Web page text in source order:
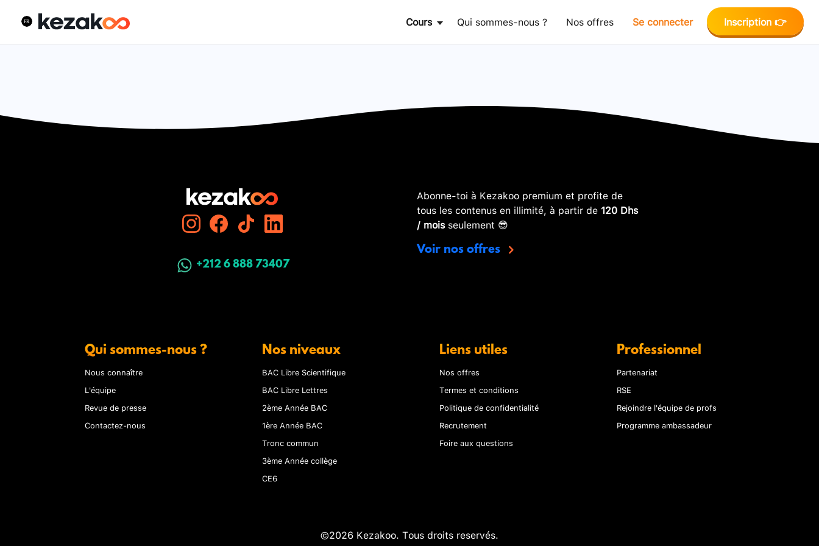
Cours Qui sommes-nous ? Nos offres Se connecter Inscription 👉
+212 6 888 73407
Abonne-toi à Kezakoo premium et profite de
tous les contenus en illimité, à partir de 120 Dhs
/ moisseulement 😎
Voir nos offres
Qui sommes-nous ?
Nous connaître
L'équipe
Revue de presse
Contactez-nous
Nos niveaux
BAC Libre Scientifique
BAC Libre Lettres
2ème Année BAC
1ère Année BAC
Tronc commun
3ème Année collège
CE6
Liens utiles
Nos offres
Termes et conditions
Politique de confidentialité
Recrutement
Foire aux questions
Professionnel
Partenariat
RSE
Rejoindre l'équipe de profs
Programme ambassadeur
©2026 Kezakoo. Tous droits reservés.